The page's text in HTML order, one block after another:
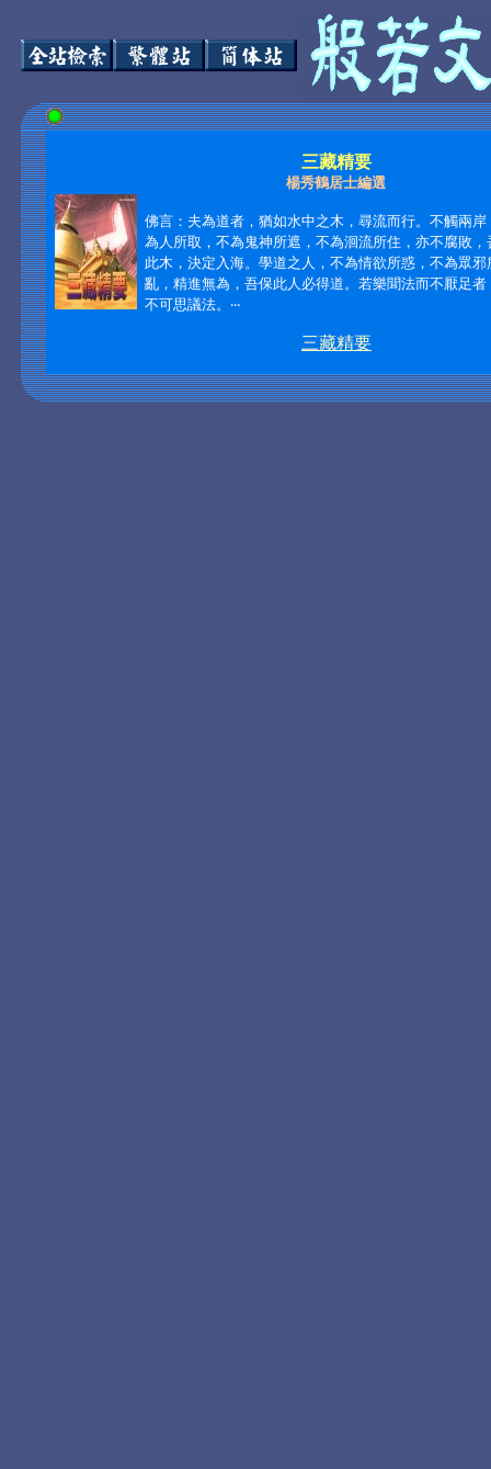
三藏精要
楊秀鶴居士編選
佛言：夫為道者，猶如水中之木，尋流而行。不觸兩岸
為人所取，不為鬼神所遮，不為洄流所住，亦不腐敗，
此木，決定入海。學道之人，不為情欲所惑，不為眾邪
亂，精進無為，吾保此人必得道。若樂聞法而不厭足者
不可思議法。 ‧‧‧
三藏精要